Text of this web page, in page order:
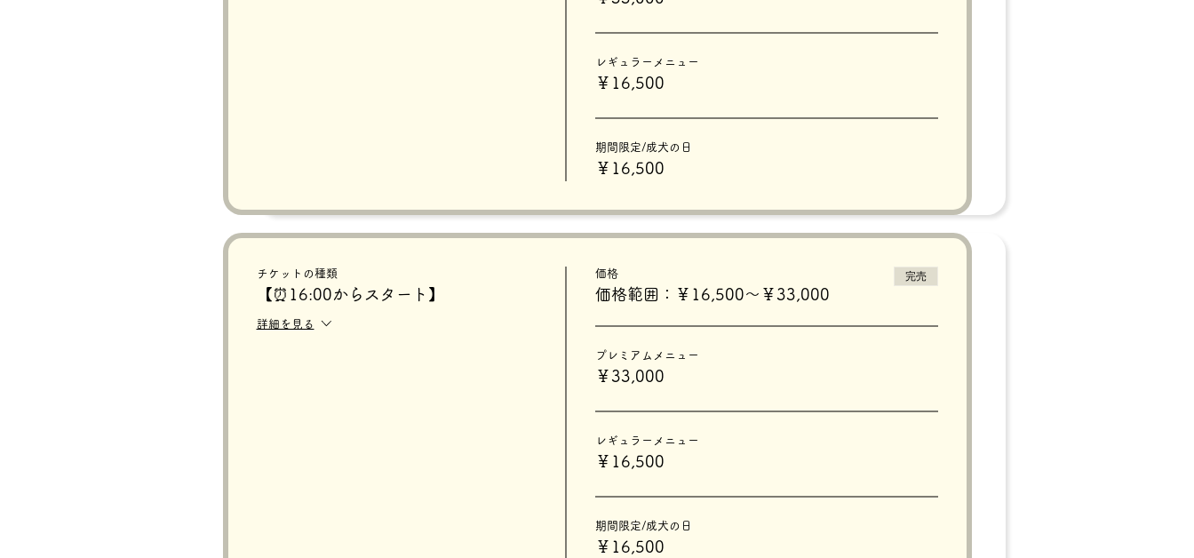
レギュラーメニュー
￥16,500
期間限定/成犬の日
￥16,500
チケットの種類
【⏰16:00からスタート】
詳細を見る
価格
価格範囲：￥16,500〜￥33,000
完売
プレミアムメニュー
￥33,000
レギュラーメニュー
￥16,500
期間限定/成犬の日
￥16,500